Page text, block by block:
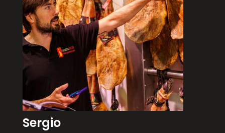
Sergio